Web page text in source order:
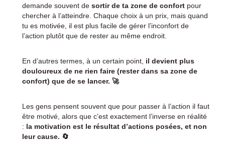
demande souvent de sortir de ta zone de confortpour
chercher à l’atteindre. Chaque choix à un prix, mais quand
tu es motivée, il est plus facile de gérer l’inconfort de
l’action plutôt que de rester au même endroit.
En d’autres termes, à un certain point, il devient plus
douloureux de ne rien faire (rester dans sa zone de
confort) que de se lancer. 🚀
Les gens pensent souvent que pour passer à l’action il faut
être motivé, alors que c’est exactement l’inverse en réalité
: la motivation est le résultat d’actions posées, et non
leur cause. 🔄️